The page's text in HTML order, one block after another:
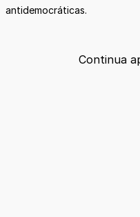
antidemocráticas.
Continua